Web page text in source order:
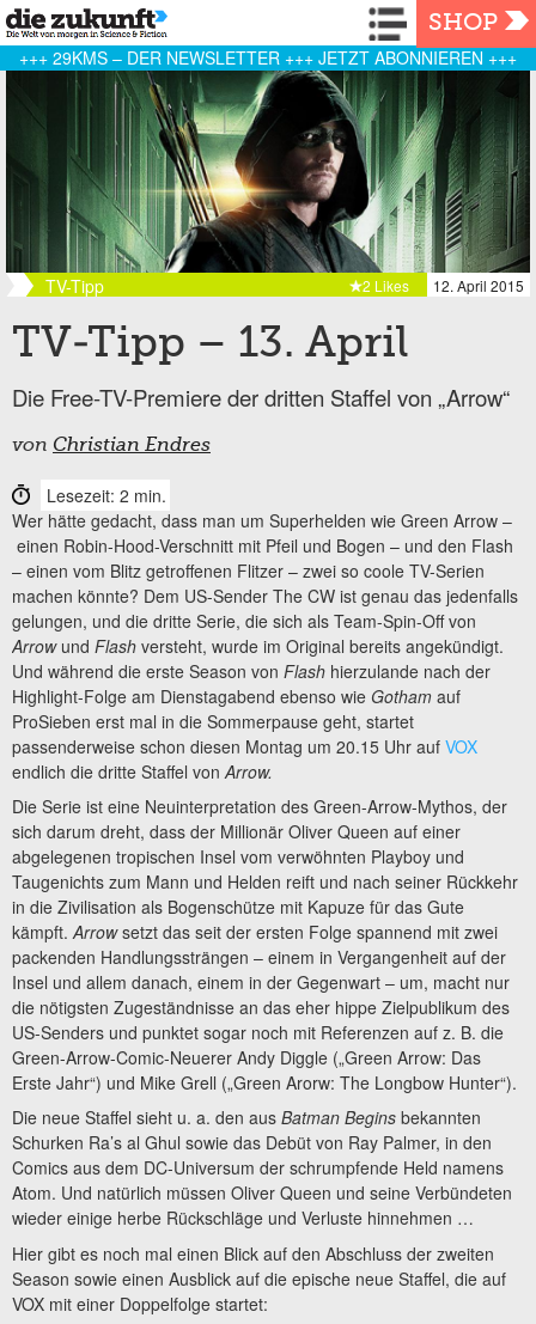
Navigation
SHOP
+++ 29KMS – DER NEWSLETTER +++ JETZT ABONNIEREN +++
TV-Tipp 12. April 2015
2 Likes
TV-Tipp – 13. April
Die Free-TV-Premiere der dritten Staffel von „Arrow“
von Christian Endres
Lesezeit: 2 min.
Wer hätte gedacht, dass man um Superhelden wie Green Arrow –
einen Robin-Hood-Verschnitt mit Pfeil und Bogen – und den Flash
– einen vom Blitz getroffenen Flitzer – zwei so coole TV-Serien
machen könnte? Dem US-Sender The CW ist genau das jedenfalls
gelungen, und die dritte Serie, die sich als Team-Spin-Off von
Arrow und Flash versteht, wurde im Original bereits angekündigt.
Und während die erste Season von Flash hierzulande nach der
Highlight-Folge am Dienstagabend ebenso wie Gotham auf
ProSieben erst mal in die Sommerpause geht, startet
passenderweise schon diesen Montag um 20.15 Uhr auf VOX
endlich die dritte Staffel von Arrow.
Die Serie ist eine Neuinterpretation des Green-Arrow-Mythos, der
sich darum dreht, dass der Millionär Oliver Queen auf einer
abgelegenen tropischen Insel vom verwöhnten Playboy und
Taugenichts zum Mann und Helden reift und nach seiner Rückkehr
in die Zivilisation als Bogenschütze mit Kapuze für das Gute
kämpft. Arrowsetzt das seit der ersten Folge spannend mit zwei
packenden Handlungssträngen – einem in Vergangenheit auf der
Insel und allem danach, einem in der Gegenwart – um, macht nur
die nötigsten Zugeständnisse an das eher hippe Zielpublikum des
US-Senders und punktet sogar noch mit Referenzen auf z. B. die
Green-Arrow-Comic-Neuerer Andy Diggle („Green Arrow: Das
Erste Jahr“) und Mike Grell („Green Arorw: The Longbow Hunter“).
Die neue Staffel sieht u. a. den aus Batman Begins bekannten
Schurken Ra’s al Ghul sowie das Debüt von Ray Palmer, in den
Comics aus dem DC-Universum der schrumpfende Held namens
Atom. Und natürlich müssen Oliver Queen und seine Verbündeten
wieder einige herbe Rückschläge und Verluste hinnehmen …
Hier gibt es noch mal einen Blick auf den Abschluss der zweiten
Season sowie einen Ausblick auf die epische neue Staffel, die auf
VOX mit einer Doppelfolge startet: